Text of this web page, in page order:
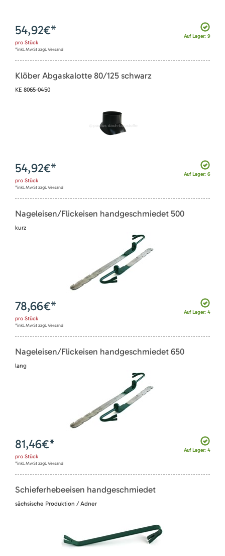
Auf Lager: 9
54,92€*
pro Stück
*inkl. MwSt zzgl. Versand
Klöber Abgaskalotte 80/125 schwarz
KE 8065-0450
Auf Lager: 6
54,92€*
pro Stück
*inkl. MwSt zzgl. Versand
Nageleisen/Flickeisen handgeschmiedet 500
kurz
Auf Lager: 4
78,66€*
pro Stück
*inkl. MwSt zzgl. Versand
Nageleisen/Flickeisen handgeschmiedet 650
lang
Auf Lager: 4
81,46€*
pro Stück
*inkl. MwSt zzgl. Versand
Schieferhebeeisen handgeschmiedet
sächsische Produktion / Adner